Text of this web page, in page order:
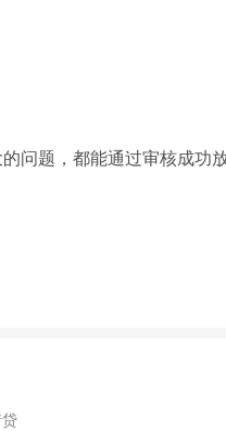
问题，都能通过审核成功